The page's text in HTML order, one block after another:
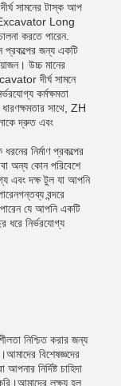
সামনের টাস্ক আপ
Excavator Long
করতে পারেন.
জন্য একটি
উচ্চ মানের
দীর্ঘ সামনে
কর্মক্ষমতা
সাথে, ZH
দ্রুত এবং
নির্মাণ প্রকল্পের
অন্য কোন পরিবেশে
এবং দক্ষ টুল যা আপনি
বন্দরে
যে আপনি একটি
ধরে নির্ভরযোগ্য
নিশ্চিত করার জন্য
বিশেষজ্ঞদের
নির্দিষ্ট চাহিদা
লক্ষ্য হল